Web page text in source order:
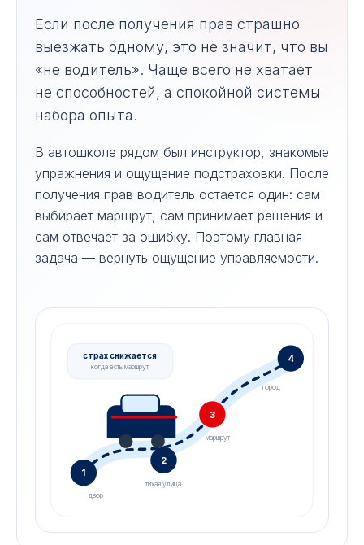
Если после получения прав страшно
выезжать одному, это не значит, что вы
«не водитель». Чаще всего не хватает
не способностей, а спокойной системы
набора опыта.
В автошколе рядом был инструктор, знакомые
упражнения и ощущение подстраховки. После
получения прав водитель остаётся один: сам
выбирает маршрут, сам принимает решения и
сам отвечает за ошибку. Поэтому главная
задача — вернуть ощущение управляемости.
1
2
3
4
страх снижается
когда есть маршрут
двор
тихая улица
маршрут
город